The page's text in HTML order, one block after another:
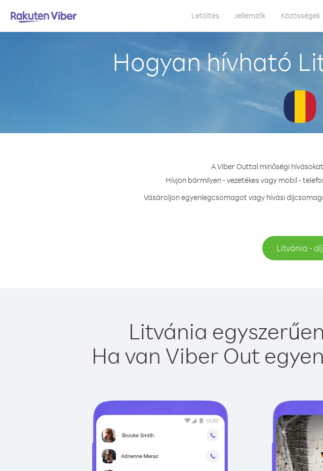
Letöltés Jellemzők Közösségek
Hogyan hívható
A Viber Outtal minőségi
Hívjon bármilyen - vezetékes vagy mobil -
Vásároljon egyenlegcsomagot vagy hívási
Litvánia -
Litvánia
Ha van Viber Out